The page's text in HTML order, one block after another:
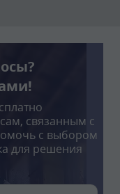
связанным с
с выбором
для решения